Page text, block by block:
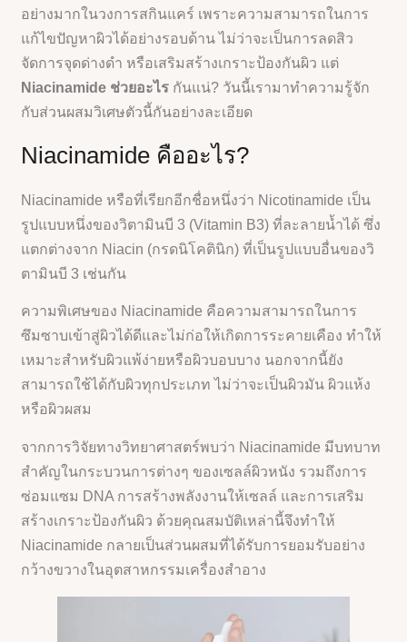
อย่างมากในวงการสกินแคร์ เพราะความสามารถในการ
แก้ไขปัญหาผิวได้อย่างรอบด้าน ไม่ว่าจะเป็นการลดสิว
จัดการจุดด่างดำ หรือเสริมสร้างเกราะป้องกันผิว แต่
Niacinamide ช่วยอะไร กันแน่? วันนี้เรามาทำความรู้จัก
กับส่วนผสมวิเศษตัวนี้กันอย่างละเอียด
Niacinamide คืออะไร?
Niacinamide หรือที่เรียกอีกชื่อหนึ่งว่า Nicotinamide เป็น
รูปแบบหนึ่งของวิตามินบี 3 (Vitamin B3) ที่ละลายน้ำได้ ซึ่ง
แตกต่างจาก Niacin (กรดนิโคตินิก) ที่เป็นรูปแบบอื่นของวิ
ตามินบี 3 เช่นกัน
ความพิเศษของ Niacinamide คือความสามารถในการ
ซึมซาบเข้าสู่ผิวได้ดีและไม่ก่อให้เกิดการระคายเคือง ทำให้
เหมาะสำหรับผิวแพ้ง่ายหรือผิวบอบบาง นอกจากนี้ยัง
สามารถใช้ได้กับผิวทุกประเภท ไม่ว่าจะเป็นผิวมัน ผิวแห้ง
หรือผิวผสม
จากการวิจัยทางวิทยาศาสตร์พบว่า Niacinamide มีบทบาท
สำคัญในกระบวนการต่างๆ ของเซลล์ผิวหนัง รวมถึงการ
ซ่อมแซม DNA การสร้างพลังงานให้เซลล์ และการเสริม
สร้างเกราะป้องกันผิว ด้วยคุณสมบัติเหล่านี้จึงทำให้
Niacinamide กลายเป็นส่วนผสมที่ได้รับการยอมรับอย่าง
กว้างขวางในอุตสาหกรรมเครื่องสำอาง